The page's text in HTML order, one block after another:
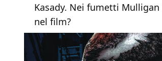
Kasady. Nei fumetti
nel film?